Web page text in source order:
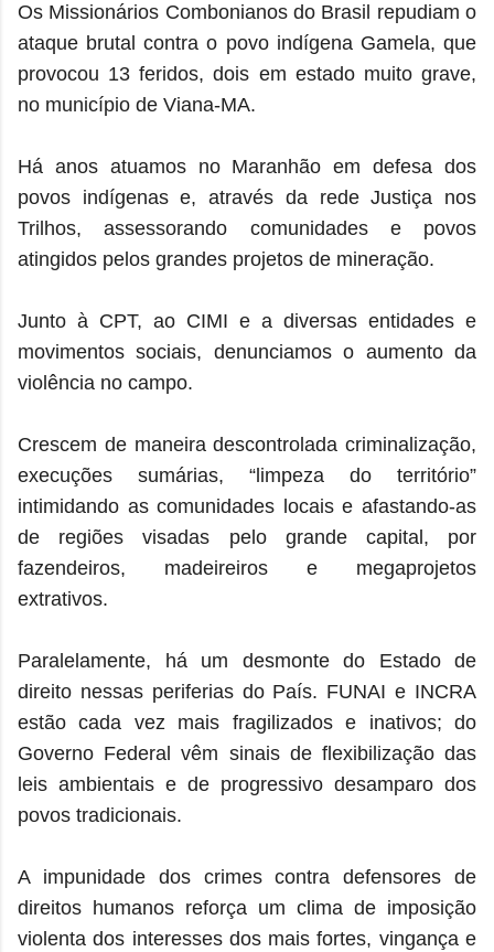
Os Missionários Combonianos do Brasil repudiam o
ataque brutal contra o povo indígena Gamela, que
provocou 13 feridos, dois em estado muito grave,
no município de Viana-MA.
Há anos atuamos no Maranhão em defesa dos
povos indígenas e, através da rede Justiça nos
Trilhos, assessorando comunidades e povos
atingidos pelos grandes projetos de mineração.
Junto à CPT, ao CIMI e a diversas entidades e
movimentos sociais, denunciamos o aumento da
violência no campo.
Crescem de maneira descontrolada criminalização,
execuções sumárias, “limpeza do território”
intimidando as comunidades locais e afastando-as
de regiões visadas pelo grande capital, por
fazendeiros, madeireiros e megaprojetos
extrativos.
Paralelamente, há um desmonte do Estado de
direito nessas periferias do País. FUNAI e INCRA
estão cada vez mais fragilizados e inativos; do
Governo Federal vêm sinais de flexibilização das
leis ambientais e de progressivo desamparo dos
povos tradicionais.
A impunidade dos crimes contra defensores de
direitos humanos reforça um clima de imposição
violenta dos interesses dos mais fortes, vingança e